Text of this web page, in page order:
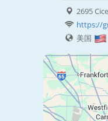
2695
https://
美国